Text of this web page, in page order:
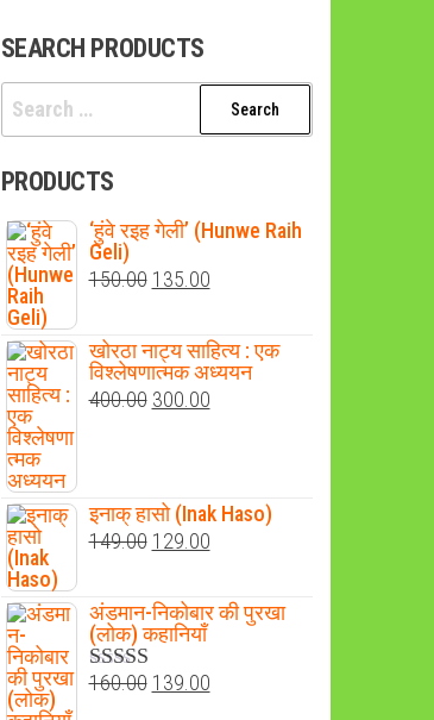
SEARCH PRODUCTS
Search
for:
PRODUCTS
‘हुंवे रइह गेली’ (Hunwe Raih
Geli)
150.00 Original
was:
₹150.00.
135.00Current
is:
₹135.00.
खोरठा नाट्य साहित्य : एक
विश्लेषणात्मक अध्ययन
400.00 Original
₹400.00.
300.00Current
₹300.00.
इनाक् हासो (Inak Haso)
149.00 Original
was:
₹149.00.
129.00Current
is:
अंडमान-निकोबार की पुरखा
(लोक) कहानियाँ
Rated4.60
160.00 Original
139.00Current